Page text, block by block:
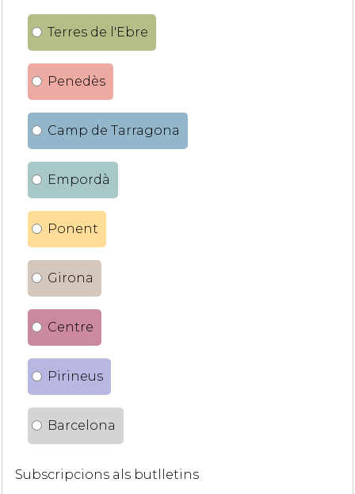
Terres de l'Ebre
Penedès
Camp de Tarragona
Empordà
Ponent
Girona
Centre
Pirineus
Barcelona
Subscripcions als butlletins